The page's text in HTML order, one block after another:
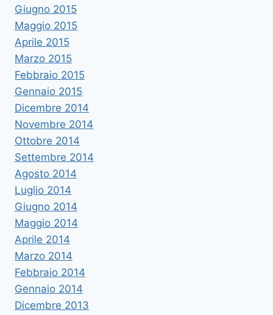
Giugno 2015
Maggio 2015
Aprile 2015
Marzo 2015
Febbraio 2015
Gennaio 2015
Dicembre 2014
Novembre 2014
Ottobre 2014
Settembre 2014
Agosto 2014
Luglio 2014
Giugno 2014
Maggio 2014
Aprile 2014
Marzo 2014
Febbraio 2014
Gennaio 2014
Dicembre 2013